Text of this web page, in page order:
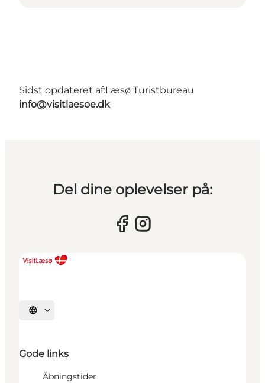
Sidst opdateret af:Læsø Turistbureau
info@visitlaesoe.dk
Del dine oplevelser på:
Vælg sprog
Gode links
Åbningstider